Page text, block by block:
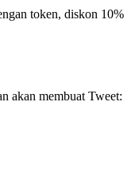
token, diskon 10%
akan membuat Tweet: